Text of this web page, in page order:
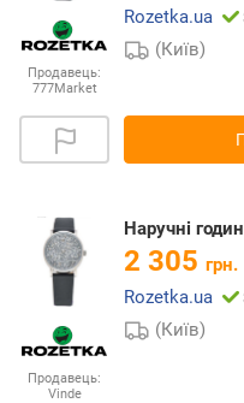
Продавець:
777Market
Rozetka.ua
(Київ)
Продавець:
Vinde
Наручні
2 305 грн.
Rozetka.ua
(Київ)